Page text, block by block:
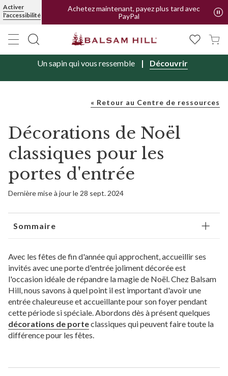
Activer
l'accessibilité
PayPal
Livraison offerte en FR et BE | Forfait pour CH
Un sapin qui vous ressemble Découvrir
« Retour au Centre de ressources
Décorations de Noël
classiques pour les
portes d'entrée
Dernière mise à jour le 28 sept. 2024
Sommaire
Avec les fêtes de fin d'année qui approchent, accueillir ses
invités avec une porte d'entrée joliment décorée est
l'occasion idéale de répandre la magie de Noël. Chez Balsam
Hill, nous savons à quel point il est important d'avoir une
entrée chaleureuse et accueillante pour son foyer pendant
cette période si spéciale. Abordons dès à présent quelques
décorations de porteclassiques qui peuvent faire toute la
différence pour les fêtes.